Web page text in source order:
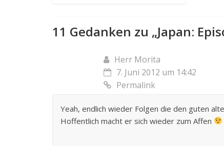
11 Gedanken zu „Japan:
Herr Morita
7. Juni 2012 um 14:42
Permalink
Yeah, endlich wieder Folgen die den guten
Hoffentlich macht er sich wieder zum Affen